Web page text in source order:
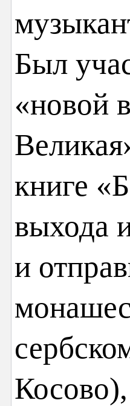
Был
«новой
книге
выхода
и